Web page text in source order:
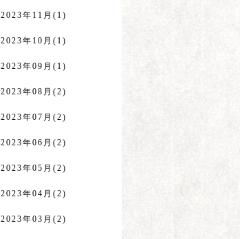
2023年11月(1)
2023年10月(1)
2023年09月(1)
2023年08月(2)
2023年07月(2)
2023年06月(2)
2023年05月(2)
2023年04月(2)
2023年03月(2)